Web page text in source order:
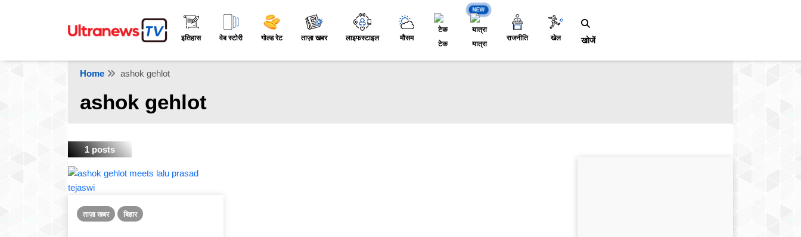
इतिहास वेब स्टोरी गोल्ड रेट ताज़ा खबर लाइफस्टाइल मौसम
टेक
NEW
यात्रा
राजनीति खेल खोजें
Home ashok gehlot
ashok gehlot
1 posts
ताज़ा खबर बिहार